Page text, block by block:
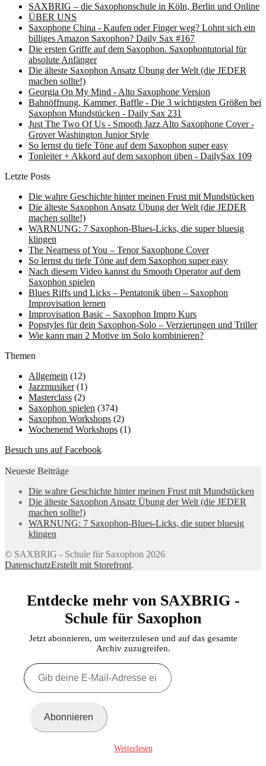
SAXBRIG – die Saxophonschule in Köln, Berlin und Online
ÜBER UNS
Saxophone China - Kaufen oder Finger weg? Lohnt sich ein
billiges Amazon Saxophon? Daily Sax #167
Die ersten Griffe auf dem Saxophon. Saxophontutorial für
absolute Anfänger
Die älteste Saxophon Ansatz Übung der Welt (die JEDER
machen sollte!)
Georgia On My Mind - Alto Saxophone Version
Bahnöffnung, Kammer, Baffle - Die 3 wichtigsten Größen bei
Saxophon Mundstücken - Daily Sax 231
Just The Two Of Us - Smooth Jazz Alto Saxophone Cover -
Grover Washington Junior Style
So lernst du tiefe Töne auf dem Saxophon super easy
Tonleiter + Akkord auf dem saxophon üben - DailySax 109
Letzte Posts
Die wahre Geschichte hinter meinen Frust mit Mundstücken
Die älteste Saxophon Ansatz Übung der Welt (die JEDER
machen sollte!)
WARNUNG: 7 Saxophon-Blues-Licks, die super bluesig
klingen
The Nearness of You – Tenor Saxophone Cover
So lernst du tiefe Töne auf dem Saxophon super easy
Nach diesem Video kannst du Smooth Operator auf dem
Saxophon spielen
Blues Riffs und Licks – Pentatonik üben – Saxophon
Improvisation lernen
Improvisation Basic – Saxophon Impro Kurs
Popstyles für dein Saxophon-Solo – Verzierungen und Triller
Wie kann man 2 Motive im Solo kombinieren?
Themen
Allgemein (12)
Jazzmusiker(1)
Masterclass (2)
Saxophon spielen (374)
Saxophon Workshops (2)
Wochenend Workshops (1)
Besuch uns auf Facebook
Neueste Beiträge
Die wahre Geschichte hinter meinen Frust mit Mundstücken
Die älteste Saxophon Ansatz Übung der Welt (die JEDER
machen sollte!)
WARNUNG: 7 Saxophon-Blues-Licks, die super bluesig
klingen
© SAXBRIG - Schule für Saxophon 2026
DatenschutzErstellt mit Storefront.
Entdecke mehr von SAXBRIG -
Schule für Saxophon
Jetzt abonnieren, um weiterzulesen und auf das gesamte
Archiv zuzugreifen.
Gib
deine
E-
Abonnieren
Weiterlesen